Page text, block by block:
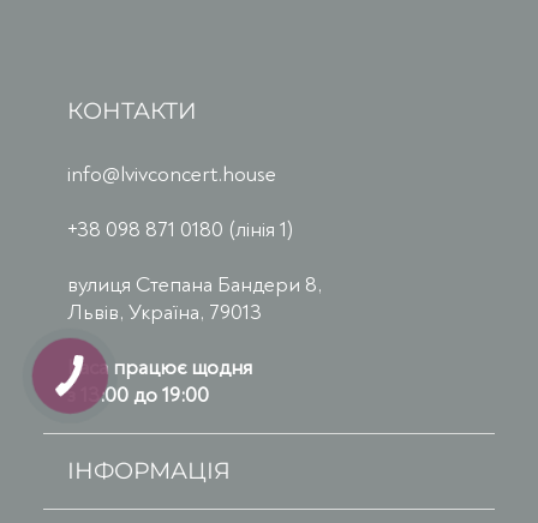
КОНТАКТИ
info@lvivconcert.house
+38 098 871 0180 (лінія 1)
вулиця Степана Бандери 8,
Львів, Україна, 79013
Каса працює щодня
з 13:00 до 19:00
ІНФОРМАЦІЯ